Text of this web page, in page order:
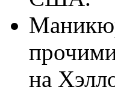
на